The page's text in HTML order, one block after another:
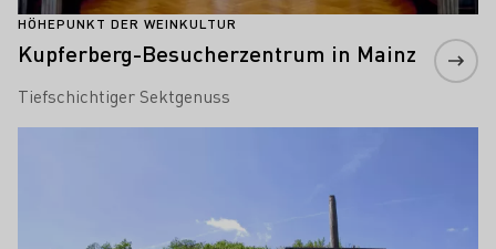
HÖHEPUNKT DER WEINKULTUR
Kupferberg-Besucherzentrum in Mainz
Tiefschichtiger Sektgenuss